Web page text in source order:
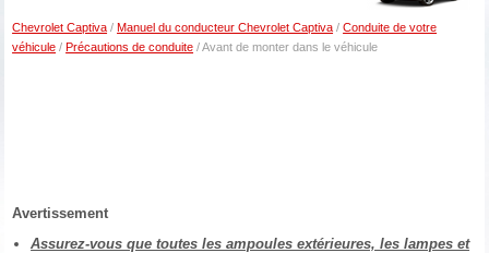
Chevrolet Captiva /Manuel du conducteur Chevrolet Captiva /Conduite de votre
véhicule /Précautions de conduite / Avant de monter dans le véhicule
Avertissement
Assurez-vous que toutes les ampoules extérieures, les lampes et